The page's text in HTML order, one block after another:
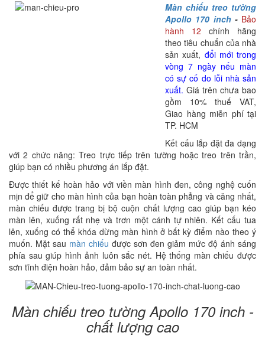
Màn chiếu treo tường
Apollo 170 inch- Bảo
hành 12 chính hãng
theo tiêu chuẩn của nhà
sản xuất, đổi mới trong
vòng 7 ngày nếu màn
có sự cố do lỗi nhà sản
xuất. Giá trên chưa bao
gồm 10% thuế VAT,
Giao hàng miễn phí tại
TP. HCM
Kết cấu lắp đặt đa dạng
với 2 chức năng: Treo trực tiếp trên tường hoặc treo trên trần,
giúp bạn có nhiều phương án lắp đặt.
Được thiết kế hoàn hảo với viền màn hình đen, công nghệ cuốn
mịn để giữ cho màn hình của bạn hoàn toàn phẳng và căng nhất,
màn chiếu được trang bị bộ cuộn chất lượng cao giúp bạn kéo
màn lên, xuống rất nhẹ và trơn một cánh tự nhiên. Kết cấu tua
lên, xuống có thể khóa dừng màn hình ở bất kỳ điểm nào theo ý
muốn. Mặt sau màn chiếu được sơn đen giảm mức độ ánh sáng
phía sau giúp hình ảnh luôn sắc nét. Hệ thống màn chiếu được
sơn tĩnh điện hoàn hảo, đảm bảo sự an toàn nhất.
Màn chiếu treo tường Apollo 170 inch -
chất lượng cao